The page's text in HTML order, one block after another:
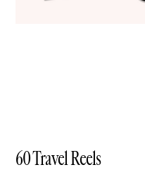
60 Travel Reels